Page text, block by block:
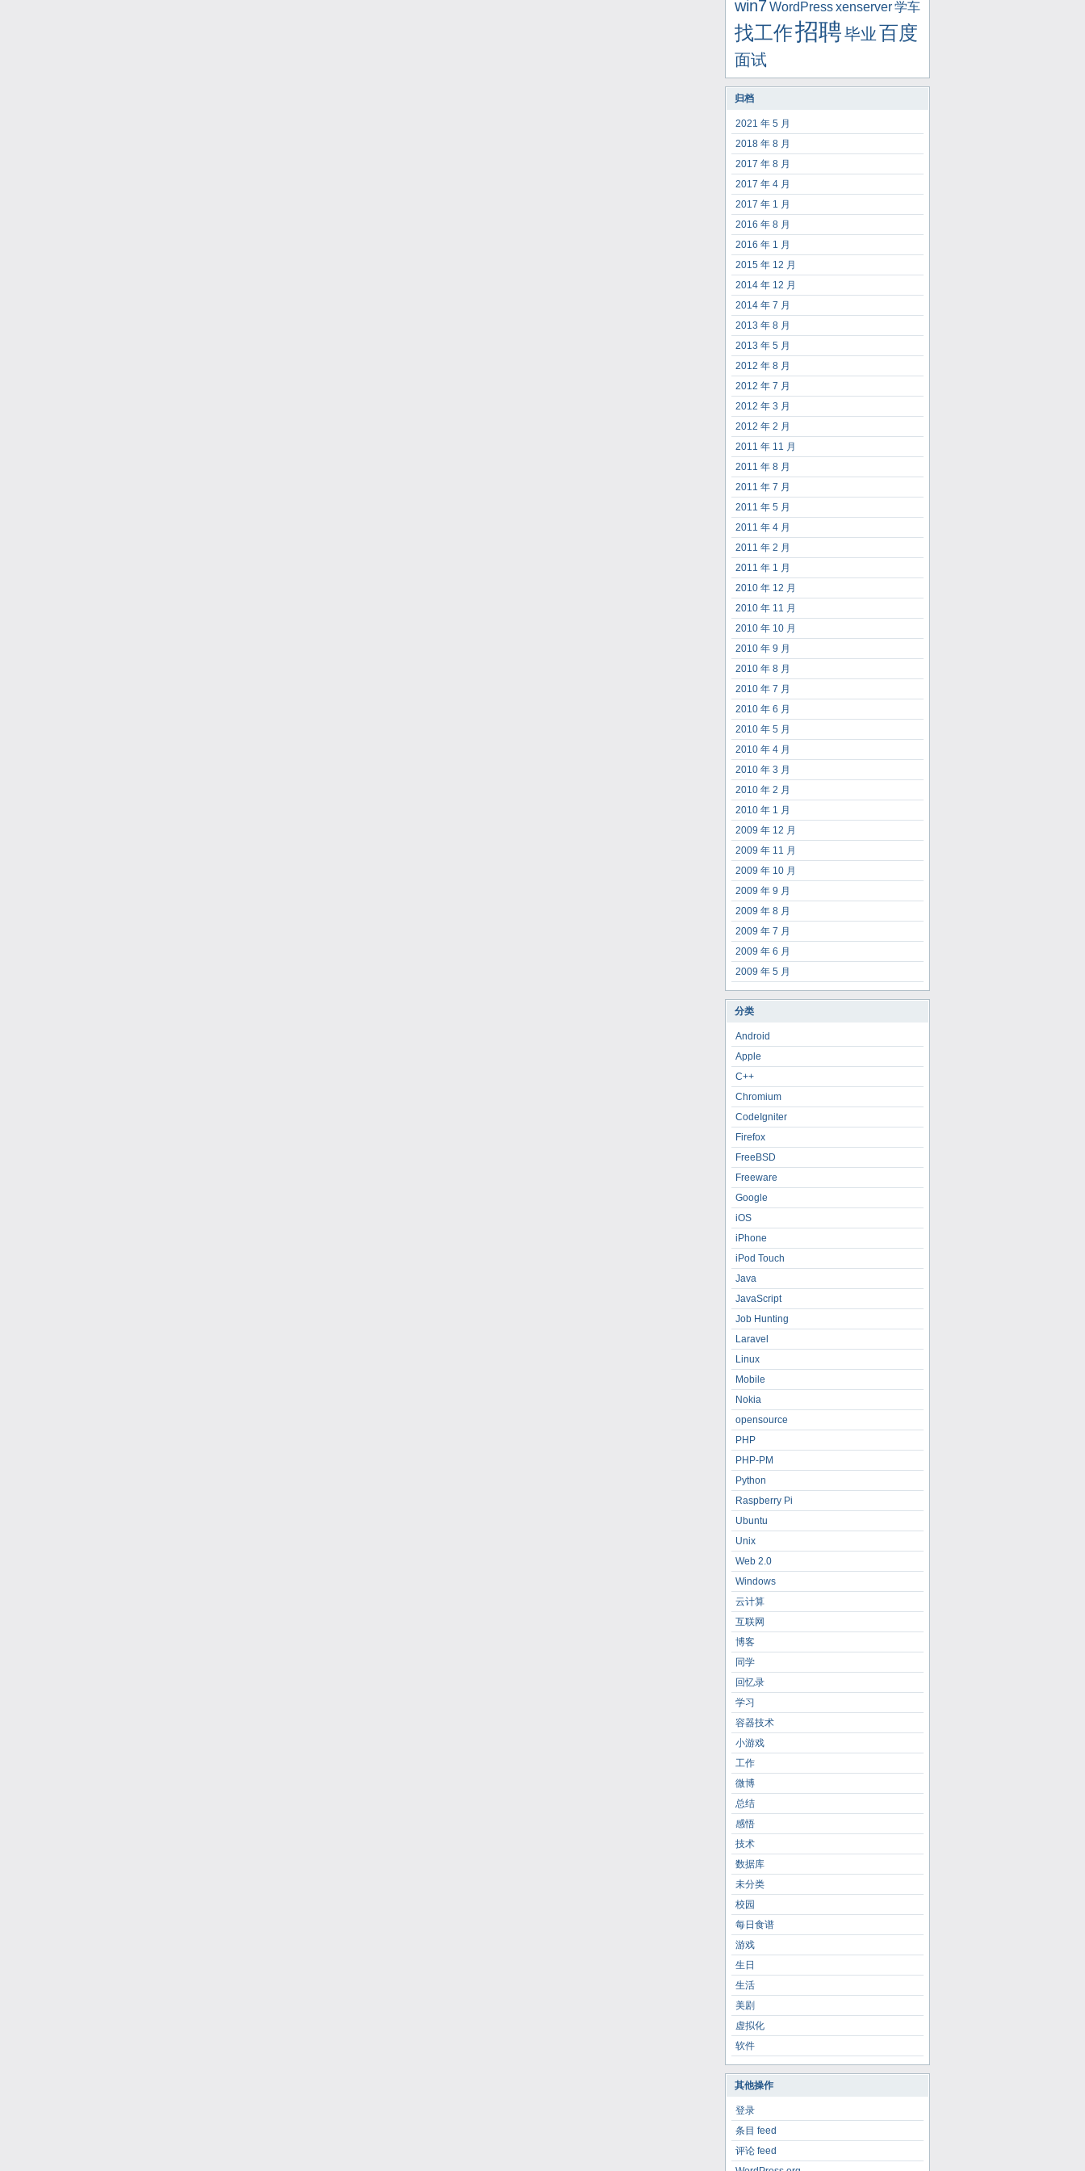
win7WordPressxenserver学车
找工作招聘毕业百度
面试
归档
2021 年 5 月
2018 年 8 月
2017 年 8 月
2017 年 4 月
2017 年 1 月
2016 年 8 月
2016 年 1 月
2015 年 12 月
2014 年 12 月
2014 年 7 月
2013 年 8 月
2013 年 5 月
2012 年 8 月
2012 年 7 月
2012 年 3 月
2012 年 2 月
2011 年 11 月
2011 年 8 月
2011 年 7 月
2011 年 5 月
2011 年 4 月
2011 年 2 月
2011 年 1 月
2010 年 12 月
2010 年 11 月
2010 年 10 月
2010 年 9 月
2010 年 8 月
2010 年 7 月
2010 年 6 月
2010 年 5 月
2010 年 4 月
2010 年 3 月
2010 年 2 月
2010 年 1 月
2009 年 12 月
2009 年 11 月
2009 年 10 月
2009 年 9 月
2009 年 8 月
2009 年 7 月
2009 年 6 月
2009 年 5 月
分类
Android
Apple
C++
Chromium
CodeIgniter
Firefox
FreeBSD
Freeware
Google
iOS
iPhone
iPod Touch
Java
JavaScript
Job Hunting
Laravel
Linux
Mobile
Nokia
opensource
PHP
PHP-PM
Python
Raspberry Pi
Ubuntu
Unix
Web 2.0
Windows
云计算
互联网
博客
同学
回忆录
学习
容器技术
小游戏
工作
微博
总结
感悟
技术
数据库
未分类
校园
每日食谱
游戏
生日
生活
美剧
虚拟化
软件
其他操作
登录
条目 feed
评论 feed